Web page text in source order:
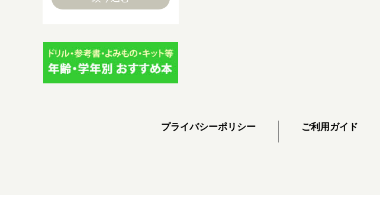
プライバシーポリシー ご利用ガイド